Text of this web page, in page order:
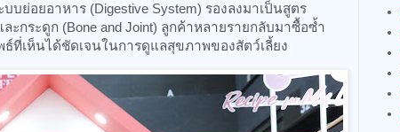
ย่อยอาหาร (Digestive System) รองลงมาเป็นสูตร
ะกระดูก (Bone and Joint) ลูกค้าหลายรายกลับมาซื้อซ้ำ
ที่เห็นได้ชัดเจนในการดูแลสุขภาพของสัตว์เลี้ยง